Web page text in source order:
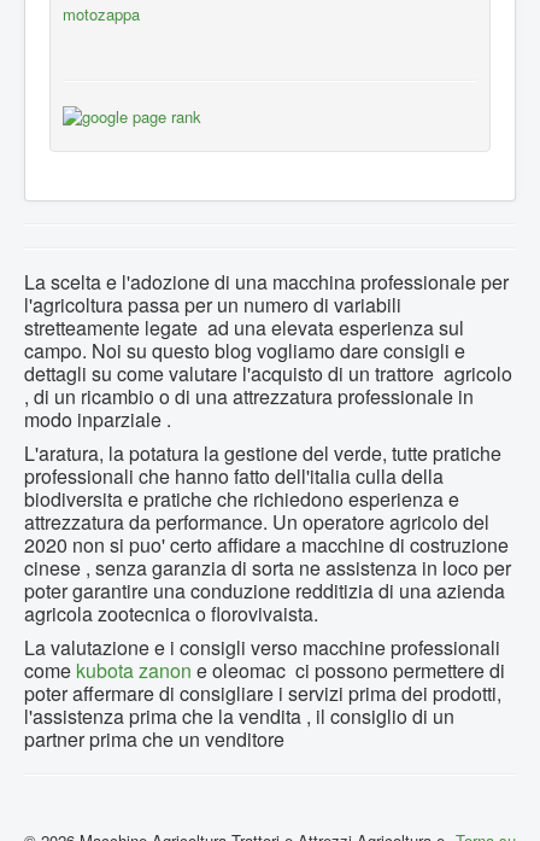
motozappa
La scelta e l'adozione di una macchina professionale per
l'agricoltura passa per un numero di variabili
stretteamente legate ad una elevata esperienza sul
campo. Noi su questo blog vogliamo dare consigli e
dettagli su come valutare l'acquisto di un trattore agricolo
, di un ricambio o di una attrezzatura professionale in
modo inparziale .
L'aratura, la potatura la gestione del verde, tutte pratiche
professionali che hanno fatto dell'italia culla della
biodiversita e pratiche che richiedono esperienza e
attrezzatura da performance. Un operatore agricolo del
2020 non si puo' certo affidare a macchine di costruzione
cinese , senza garanzia di sorta ne assistenza in loco per
poter garantire una conduzione redditizia di una azienda
agricola zootecnica o florovivaista.
La valutazione e i consigli verso macchine professionali
come kubotazanon e oleomac ci possono permettere di
poter affermare di consigliare i servizi prima dei prodotti,
l'assistenza prima che la vendita , il consiglio di un
partner prima che un venditore